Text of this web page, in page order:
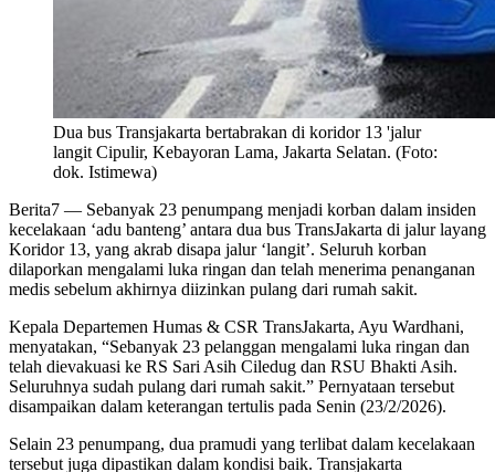
Dua bus Transjakarta bertabrakan di koridor 13 'jalur
langit Cipulir, Kebayoran Lama, Jakarta Selatan. (Foto:
dok. Istimewa)
Berita7 — Sebanyak 23 penumpang menjadi korban dalam insiden
kecelakaan ‘adu banteng’ antara dua bus TransJakarta di jalur layang
Koridor 13, yang akrab disapa jalur ‘langit’. Seluruh korban
dilaporkan mengalami luka ringan dan telah menerima penanganan
medis sebelum akhirnya diizinkan pulang dari rumah sakit.
Kepala Departemen Humas & CSR TransJakarta, Ayu Wardhani,
menyatakan, “Sebanyak 23 pelanggan mengalami luka ringan dan
telah dievakuasi ke RS Sari Asih Ciledug dan RSU Bhakti Asih.
Seluruhnya sudah pulang dari rumah sakit.” Pernyataan tersebut
disampaikan dalam keterangan tertulis pada Senin (23/2/2026).
Selain 23 penumpang, dua pramudi yang terlibat dalam kecelakaan
tersebut juga dipastikan dalam kondisi baik. Transjakarta